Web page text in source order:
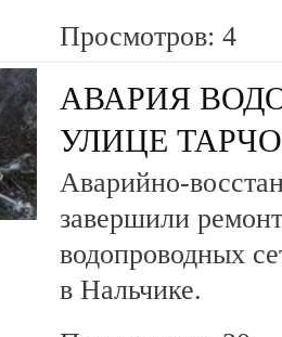
Просмотров: 4
АВАРИЯ
УЛИЦЕ
Аварийно-
завершили
водопроводных
в Нальчике.